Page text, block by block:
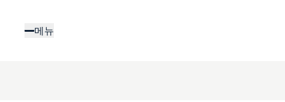
메뉴